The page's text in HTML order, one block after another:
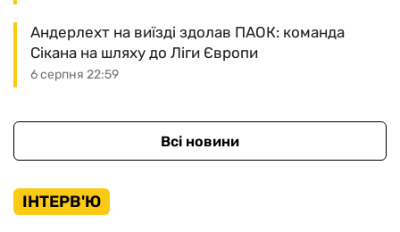
6 серпня 22:59
Андерлехт на виїзді здолав ПАОК: команда
Сікана на шляху до Ліги Європи
Всі новини
ІНТЕРВ'Ю